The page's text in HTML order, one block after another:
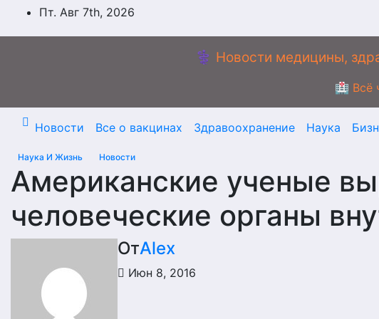
ПерейтиПт. Авг 7th, 2026
⚕️ Новости медицины,
🏥 Всё
Новости Все о вакцинах Здравоохранение Наука
Наука И Жизнь Новости
Американские ученые
человеческие органы
ОтAlex
Июн 8, 2016